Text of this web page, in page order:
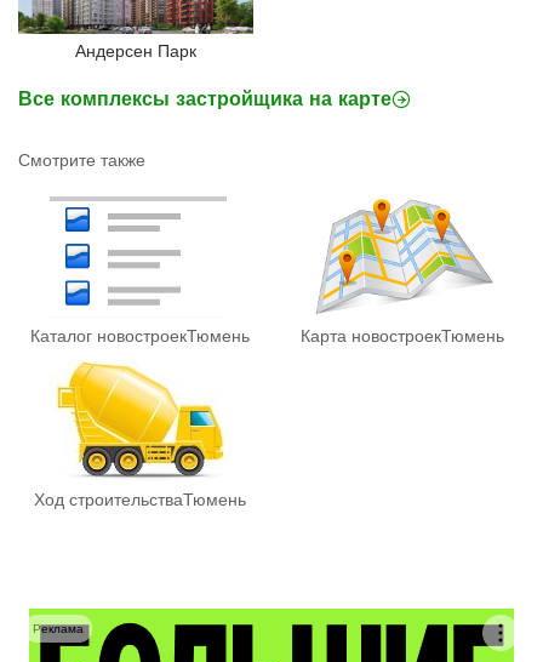
Андерсен Парк
Все комплексы застройщика на карте
Смотрите также
Каталог новостроекТюмень Карта новостроекТюмень
Ход строительстваТюмень
Реклама